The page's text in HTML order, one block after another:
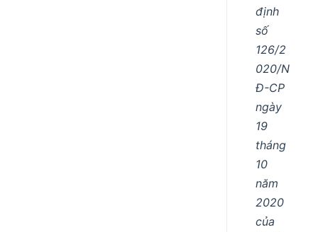
định
số
126/2
020/N
Đ-CP
ngày
19
tháng
10
năm
2020
của